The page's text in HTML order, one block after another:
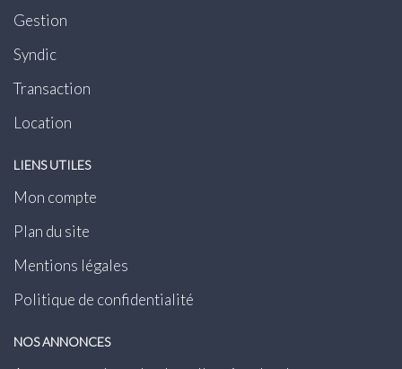
Gestion
Syndic
Transaction
Location
LIENS UTILES
Mon compte
Plan du site
Mentions légales
Politique de confidentialité
NOS ANNONCES